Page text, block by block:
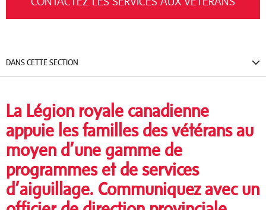
DANS CETTE SECTION
La Légion royale canadienne
appuie les familles des vétérans au
moyen d’une gamme de
programmes et de services
d’aiguillage. Communiquez avec un